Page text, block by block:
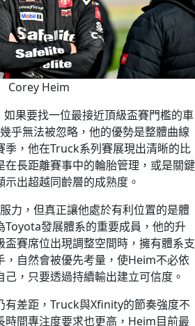
Corey Heim
果要找一位最接近頂級盃賽門檻的車
乎無法被忽略，他的優勢是整體曲線
季，他在Truck系列賽展現出清晰的比
在長距離賽事中的輪胎管理，或是關鍵
出超越同齡層的成熟度。
力，但真正讓他處於有利位置的是體
Toyota發展體系的重要成員，他的升
盃賽席位出現調整空間時，擁有體系支
，自然會被優先考量，使Heim不必依
，只要透過持續輸出建立可信度。
有差距，Truck與Xfinity的節奏強度不
時間專注度要求也更高，Heim目前最